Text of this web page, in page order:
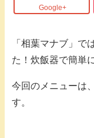
Google+
「相葉マナブ」で
た！炊飯器で簡単
今回のメニューは、
す。